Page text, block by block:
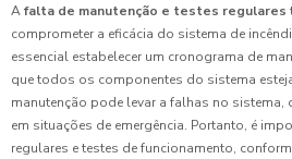
Afalta de manutenção e testes regulares
comprometer a eficácia do sistema de
essencial estabelecer um cronograma de
que todos os componentes do sistema
manutenção pode levar a falhas no sistema,
em situações de emergência. Portanto, é
regulares e testes de funcionamento,